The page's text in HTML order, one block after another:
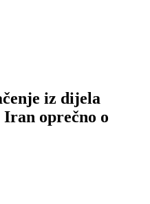
iz dijela
oprečno o